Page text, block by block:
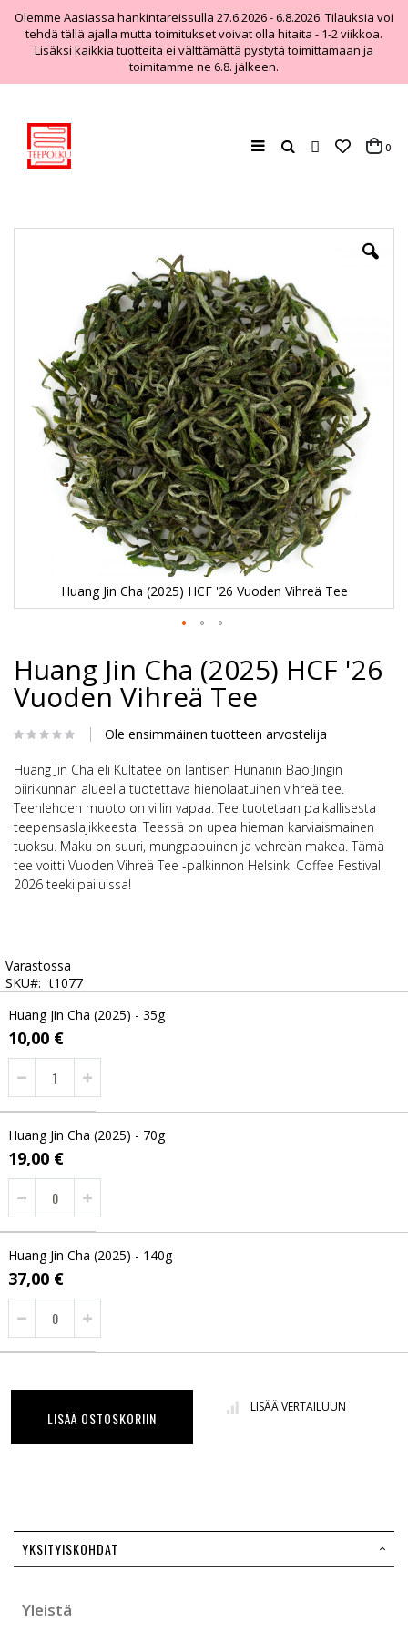
Olemme Aasiassa hankintareissulla 27.6.2026 - 6.8.2026. Tilauksia voi
tehdä tällä ajalla mutta toimitukset voivat olla hitaita - 1-2 viikkoa.
Lisäksi kaikkia tuotteita ei välttämättä pystytä toimittamaan ja
toimitamme ne 6.8. jälkeen.
Haku Cart0
Huang Jin Cha (2025) HCF '26 Vuoden Vihreä Tee
to
the
beginning
of
the
images
Huang Jin Cha (2025) HCF '26
Vuoden Vihreä Tee
Ole ensimmäinen tuotteen arvostelija
Huang Jin Cha eli Kultatee on läntisen Hunanin Bao Jingin
piirikunnan alueella tuotettava hienolaatuinen vihreä tee.
Teenlehden muoto on villin vapaa. Tee tuotetaan paikallisesta
teepensaslajikkeesta. Teessä on upea hieman karviaismainen
tuoksu. Maku on suuri, mungpapuinen ja vehreän makea. Tämä
tee voitti Vuoden Vihreä Tee -palkinnon Helsinki Coffee Festival
2026 teekilpailuissa!
Varastossa
SKU
t1077
product
items
Huang Jin Cha (2025) - 35g
10,00 €
Huang Jin Cha (2025) - 70g
19,00 €
Huang Jin Cha (2025) - 140g
37,00 €
LISÄÄ OSTOSKORIIN
LISÄÄ VERTAILUUN
YKSITYISKOHDAT
Yleistä